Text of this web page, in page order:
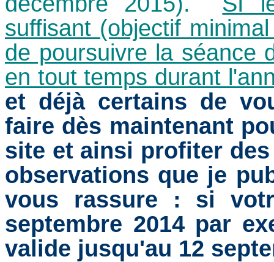
suffisant (objectif
de poursuivre la séance
en tout temps durant
et déjà certains de
faire dès maintenant
site et ainsi profiter
observations que je
vous rassure : si
septembre 2014 par
valide jusqu'au 12